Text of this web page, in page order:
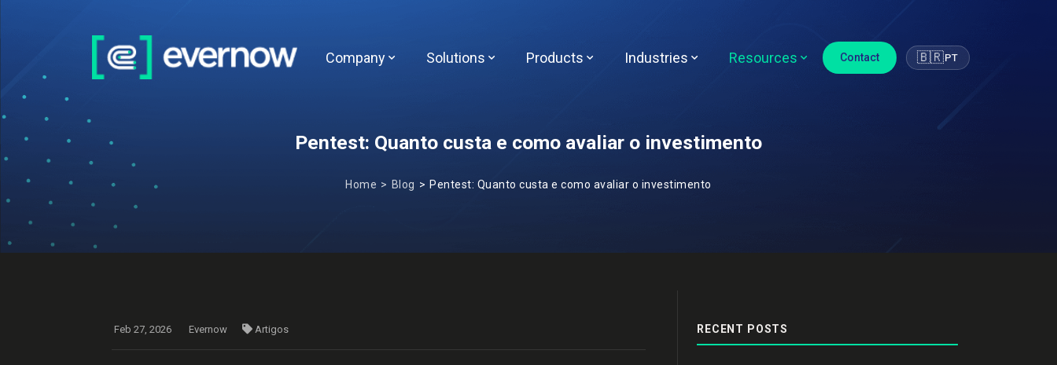
Company Solutions Products Industries Resources Contact 🇧🇷PT
Pentest: Quanto custa e como avaliar o investimento
Home Blog Pentest: Quanto custa e como avaliar o investimento
Feb 27, 2026 Evernow Artigos RECENT POSTS